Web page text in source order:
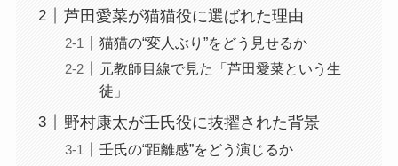
芦田愛菜が猫猫役に選ばれた理由
猫猫の“変人ぶり”をどう見せるか
元教師目線で見た「芦田愛菜という生
徒」
野村康太が壬氏役に抜擢された背景
壬氏の“距離感”をどう演じるか